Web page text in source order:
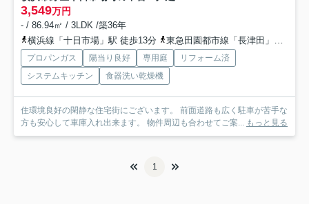
3,549万円
- / 86.94㎡ / 3LDK /築36年
横浜線「十日市場」駅 徒歩13分
東急田園都市線「長津田」駅 徒歩23分
プロパンガス 陽当り良好 専用庭
リフォーム済
システムキッチン
食器洗い乾燥機
住環境良好の閑静な住宅街にございます。 前面道路も広く駐車が苦手な
方も安心して車庫入れ出来ます。 物件周辺も合わせてご案... もっと見る
1